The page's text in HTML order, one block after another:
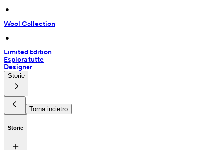
•
Wool Collection
•
Limited Edition
Esplora tutte
Designer
Storie
Torna indietro
Storie